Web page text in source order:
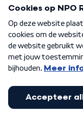
Algemene